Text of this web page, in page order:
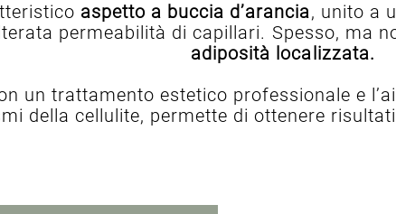
aspetto a buccia d’arancia, unito a
permeabilità di capillari. Spesso, ma
adiposità localizzata.
un trattamento estetico professionale e
della cellulite, permette di ottenere